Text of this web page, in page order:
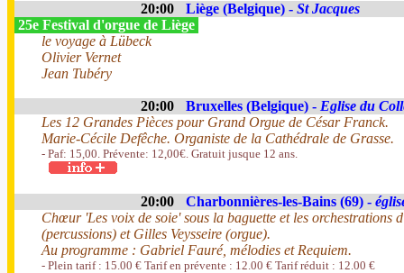
20:00 Liège (Belgique) - St Jacques
25e Festival d'orgue de Liège
le voyage à Lübeck
Olivier Vernet
Jean Tubéry
20:00 Bruxelles (Belgique) - Eglise du
Les 12 Grandes Pièces pour Grand Orgue de César Franck.
Marie-Cécile Defêche. Organiste de la Cathédrale de Grasse.
- Paf: 15,00. Prévente: 12,00€. Gratuit jusque 12 ans.
20:00 Charbonnières-les-Bains (69) -
Chœur 'Les voix de soie' sous la baguette et les
(percussions) et Gilles Veysseire (orgue).
Au programme : Gabriel Fauré, mélodies et Requiem.
- Plein tarif : 15.00 € Tarif en prévente : 12.00 € Tarif réduit : 12.00 €